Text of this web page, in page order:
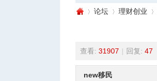
蒙»
论坛
›
理财创业
›
查看: 31907 | 回复: 47
new移民